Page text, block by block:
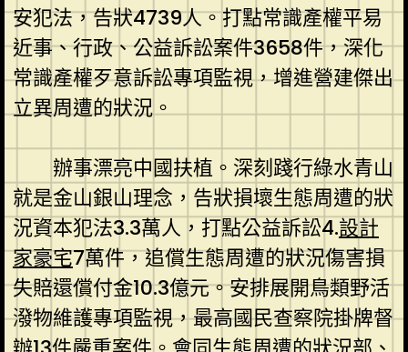
安犯法，告狀4739人。打點常識產權平易
近事、行政、公益訴訟案件3658件，深化
常識產權歹意訴訟專項監視，增進營建傑出
立異周遭的狀況。
辦事漂亮中國扶植。深刻踐行綠水青山
就是金山銀山理念，告狀損壞生態周遭的狀
況資本犯法3.3萬人，打點公益訴訟4.設計
家豪宅7萬件，追償生態周遭的狀況傷害損
失賠還償付金10.3億元。安排展開鳥類野活
潑物維護專項監視，最高國民查察院掛牌督